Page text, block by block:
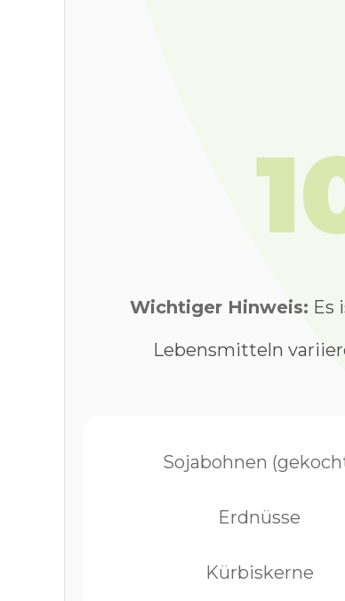
Wichtiger Hinweis: Es
Lebensmitteln
Sojabohnen
Erdnüsse
Kürbiskerne